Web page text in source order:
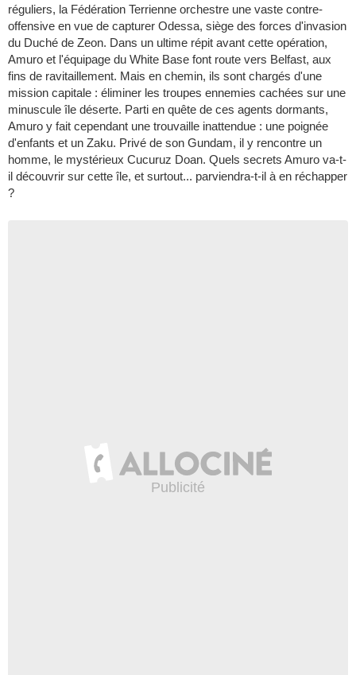
réguliers, la Fédération Terrienne orchestre une vaste contre-
offensive en vue de capturer Odessa, siège des forces d'invasion
du Duché de Zeon. Dans un ultime répit avant cette opération,
Amuro et l'équipage du White Base font route vers Belfast, aux
fins de ravitaillement. Mais en chemin, ils sont chargés d'une
mission capitale : éliminer les troupes ennemies cachées sur une
minuscule île déserte. Parti en quête de ces agents dormants,
Amuro y fait cependant une trouvaille inattendue : une poignée
d'enfants et un Zaku. Privé de son Gundam, il y rencontre un
homme, le mystérieux Cucuruz Doan. Quels secrets Amuro va-t-
il découvrir sur cette île, et surtout... parviendra-t-il à en réchapper
?